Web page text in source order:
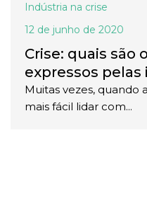
Indústria na crise
12 de junho de 2020
Crise: quais são
expressos pelas
Muitas vezes, quando
mais fácil lidar com...